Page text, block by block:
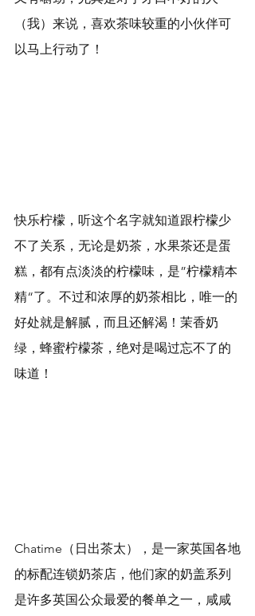
（我）来说，喜欢茶味较重的小伙伴可
以马上行动了！
快乐柠檬，听这个名字就知道跟柠檬少
不了关系，无论是奶茶，水果茶还是蛋
糕，都有点淡淡的柠檬味，是”柠檬精本
精“了。不过和浓厚的奶茶相比，唯一的
好处就是解腻，而且还解渴！茉香奶
绿，蜂蜜柠檬茶，绝对是喝过忘不了的
味道！
Chatime（日出茶太），是一家英国各地
的标配连锁奶茶店，他们家的奶盖系列
是许多英国公众最爱的餐单之一，咸咸